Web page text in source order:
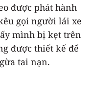
được phát hành
gọi người lái xe
mình bị kẹt trên
được thiết kế để
tai nạn.